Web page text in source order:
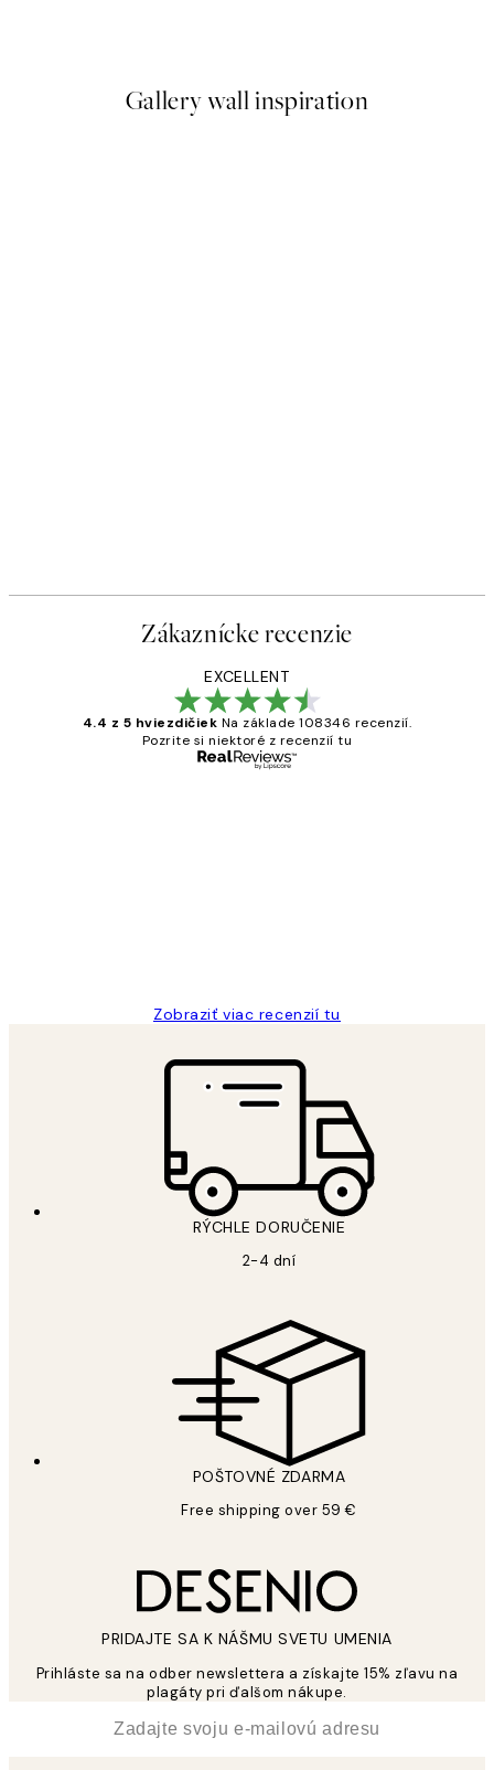
Gallery wall inspiration
Zákaznícke recenzie
EXCELLENT
4.4 z 5 hviezdičiek Na základe 108346 recenzií.
Pozrite si niektoré z recenzií tu
Zobraziť viac recenzií tu
RÝCHLE DORUČENIE
2-4 dní
POŠTOVNÉ ZDARMA
Free shipping over 59 €
PRIDAJTE SA K NÁŠMU SVETU UMENIA
Prihláste sa na odber newslettera a získajte 15% zľavu na
plagáty pri ďalšom nákupe.